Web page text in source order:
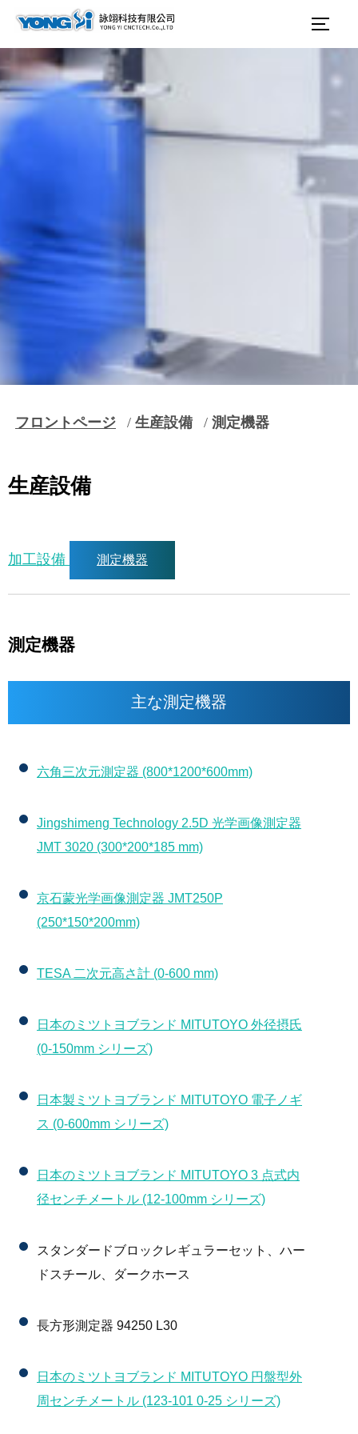
へ
ス
キ
サ
生産設備
フロントページ 生産設備 測定機器
加工設備 測定機器
測定機器
主な測定機器
六角三次元測定器 (800*1200*600mm)
Jingshimeng Technology 2.5D 光学画像測定器
JMT 3020 (300*200*185 mm)
京石蒙光学画像測定器 JMT250P
(250*150*200mm)
TESA 二次元高さ計 (0-600 mm)
日本のミツトヨブランド MITUTOYO 外径摂氏
(0-150mm シリーズ)
日本製ミツトヨブランド MITUTOYO 電子ノギ
ス (0-600mm シリーズ)
日本のミツトヨブランド MITUTOYO 3 点式内
径センチメートル (12-100mm シリーズ)
スタンダードブロックレギュラーセット、ハー
ドスチール、ダークホース
長方形測定器 94250 L30
日本のミツトヨブランド MITUTOYO 円盤型外
周センチメートル (123-101 0-25 シリーズ)